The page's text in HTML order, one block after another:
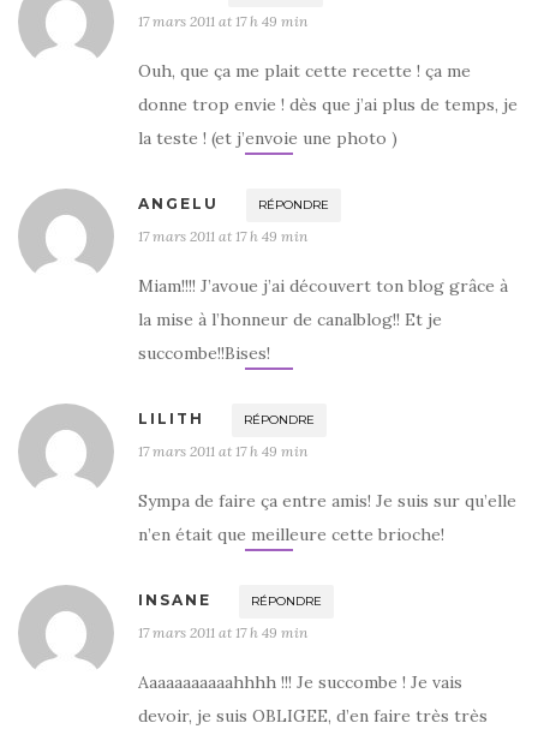
17 mars 2011 at 17 h 49 min
Ouh, que ça me plait cette recette ! ça me
donne trop envie ! dès que j’ai plus de temps, je
la teste ! (et j’envoie une photo )
ANGELU RÉPONDRE
17 mars 2011 at 17 h 49 min
Miam!!!! J’avoue j’ai découvert ton blog grâce à
la mise à l’honneur de canalblog!! Et je
succombe!!Bises!
LILITH RÉPONDRE
17 mars 2011 at 17 h 49 min
Sympa de faire ça entre amis! Je suis sur qu’elle
n’en était que meilleure cette brioche!
INSANE RÉPONDRE
17 mars 2011 at 17 h 49 min
Aaaaaaaaaaahhhh !!! Je succombe ! Je vais
devoir, je suis OBLIGEE, d’en faire très très